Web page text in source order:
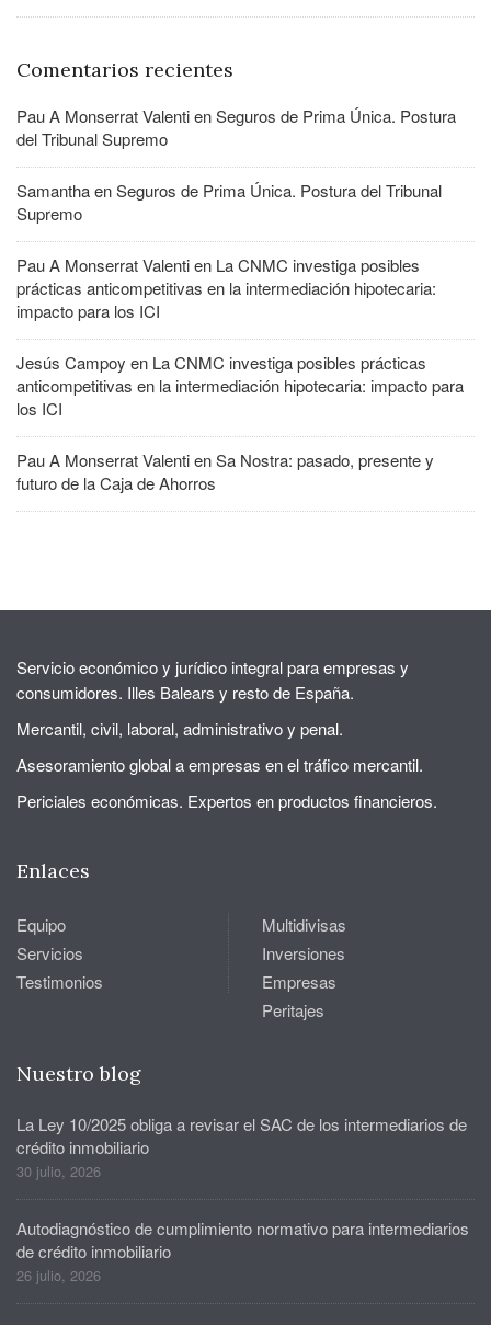
Comentarios recientes
Pau A Monserrat ValentienSeguros de Prima Única. Postura
del Tribunal Supremo
SamanthaenSeguros de Prima Única. Postura del Tribunal
Supremo
Pau A Monserrat Valentien La CNMC investiga posibles
prácticas anticompetitivas en la intermediación hipotecaria:
impacto para los ICI
Jesús Campoy en La CNMC investiga posibles prácticas
anticompetitivas en la intermediación hipotecaria: impacto para
los ICI
Pau A Monserrat ValentienSa Nostra: pasado, presente y
futuro de la Caja de Ahorros
Servicio económico y jurídico integral para empresas y
consumidores. Illes Balears y resto de España.
Mercantil, civil, laboral, administrativo y penal.
Asesoramiento global a empresas en el tráfico mercantil.
Periciales económicas. Expertos en productos financieros.
Enlaces
Equipo
Servicios
Testimonios
Multidivisas
Inversiones
Empresas
Peritajes
Nuestro blog
La Ley 10/2025 obliga a revisar el SAC de los intermediarios de
crédito inmobiliario
30 julio, 2026
Autodiagnóstico de cumplimiento normativo para intermediarios
de crédito inmobiliario
26 julio, 2026